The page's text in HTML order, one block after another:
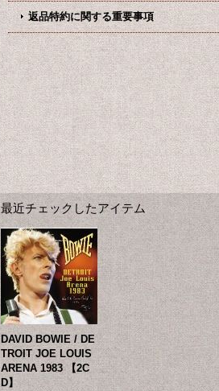
返品特約に関する重要事項
最近チェックしたアイテム
DAVID BOWIE / DE
TROIT JOE LOUIS
ARENA 1983 【2C
D】